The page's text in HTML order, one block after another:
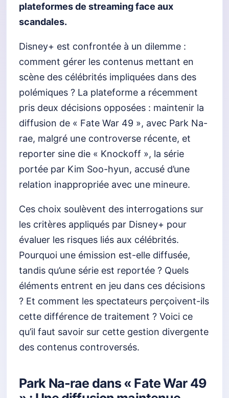
plateformes de streaming face aux
scandales.
Disney+ est confrontée à un dilemme :
comment gérer les contenus mettant en
scène des célébrités impliquées dans des
polémiques ? La plateforme a récemment
pris deux décisions opposées : maintenir la
diffusion de « Fate War 49 », avec Park Na-
rae, malgré une controverse récente, et
reporter sine die « Knockoff », la série
portée par Kim Soo-hyun, accusé d’une
relation inappropriée avec une mineure.
Ces choix soulèvent des interrogations sur
les critères appliqués par Disney+ pour
évaluer les risques liés aux célébrités.
Pourquoi une émission est-elle diffusée,
tandis qu’une série est reportée ? Quels
éléments entrent en jeu dans ces décisions
? Et comment les spectateurs perçoivent-ils
cette différence de traitement ? Voici ce
qu’il faut savoir sur cette gestion divergente
des contenus controversés.
Park Na-rae dans « Fate War 49